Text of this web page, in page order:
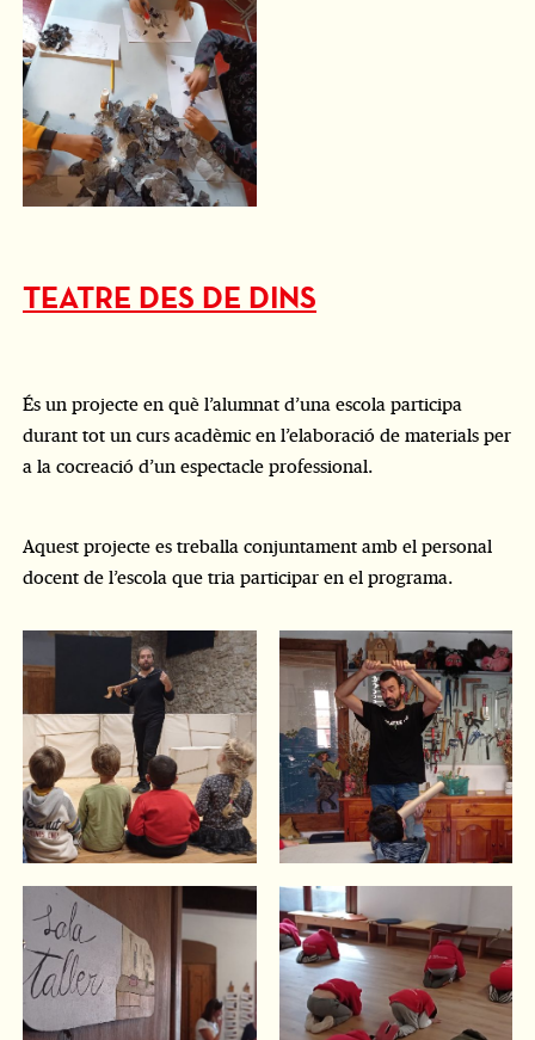
TEATRE DES DE DINS
És un projecte en què l’alumnat d’una escola participa
durant tot un curs acadèmic en l’elaboració de materials per
a la cocreació d’un espectacle professional.
Aquest projecte es treballa conjuntament amb el personal
docent de l’escola que tria participar en el programa.